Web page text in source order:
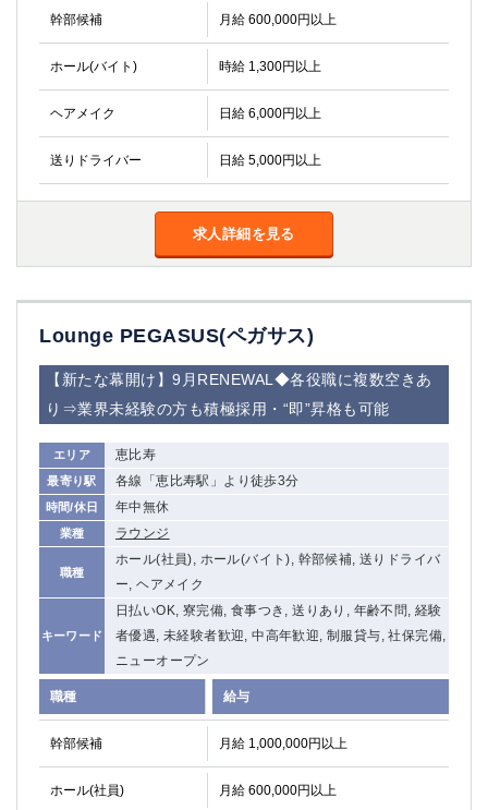
幹部候補 月給 600,000円以上
ホール(バイト) 時給 1,300円以上
ヘアメイク 日給 6,000円以上
送りドライバー 日給 5,000円以上
求人詳細を見る
Lounge PEGASUS(ペガサス)
【新たな幕開け】9月RENEWAL◆各役職に複数空きあ
り⇒業界未経験の方も積極採用・“即”昇格も可能
エリア 恵比寿
最寄り駅 各線「恵比寿駅」より徒歩3分
時間/休日 年中無休
業種 ラウンジ
職種
ホール(社員), ホール(バイト), 幹部候補, 送りドライバ
ー, ヘアメイク
キーワード
日払いOK, 寮完備, 食事つき, 送りあり, 年齢不問, 経験
者優遇, 未経験者歓迎, 中高年歓迎, 制服貸与, 社保完備,
ニューオープン
職種 給与
幹部候補 月給 1,000,000円以上
ホール(社員) 月給 600,000円以上
蒲田(西口)
清瀬（南口）
①東武練馬 ②成増・板橋 ③大山 ②池袋
金町
大井町
大泉学園
下赤塚
竹ノ塚
三鷹
新小岩
幡ヶ谷
小岩
久米川
関内
横浜
川崎
溝の口
本厚木
藤沢
平塚
武蔵小杉
小田原
関内・馬車道・日ノ出町 武蔵新城
たまプラーザ
大船
相模原
厚木
桜木町
埼玉県
大宮
南越谷